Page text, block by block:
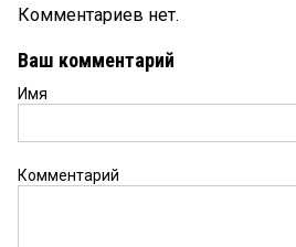
Комментариев нет.
Ваш комментарий
Имя
Комментарий